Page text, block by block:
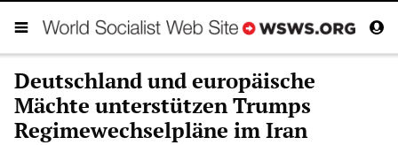
Deutschland und europäische
Mächte unterstützen Trumps
Regimewechselpläne im Iran